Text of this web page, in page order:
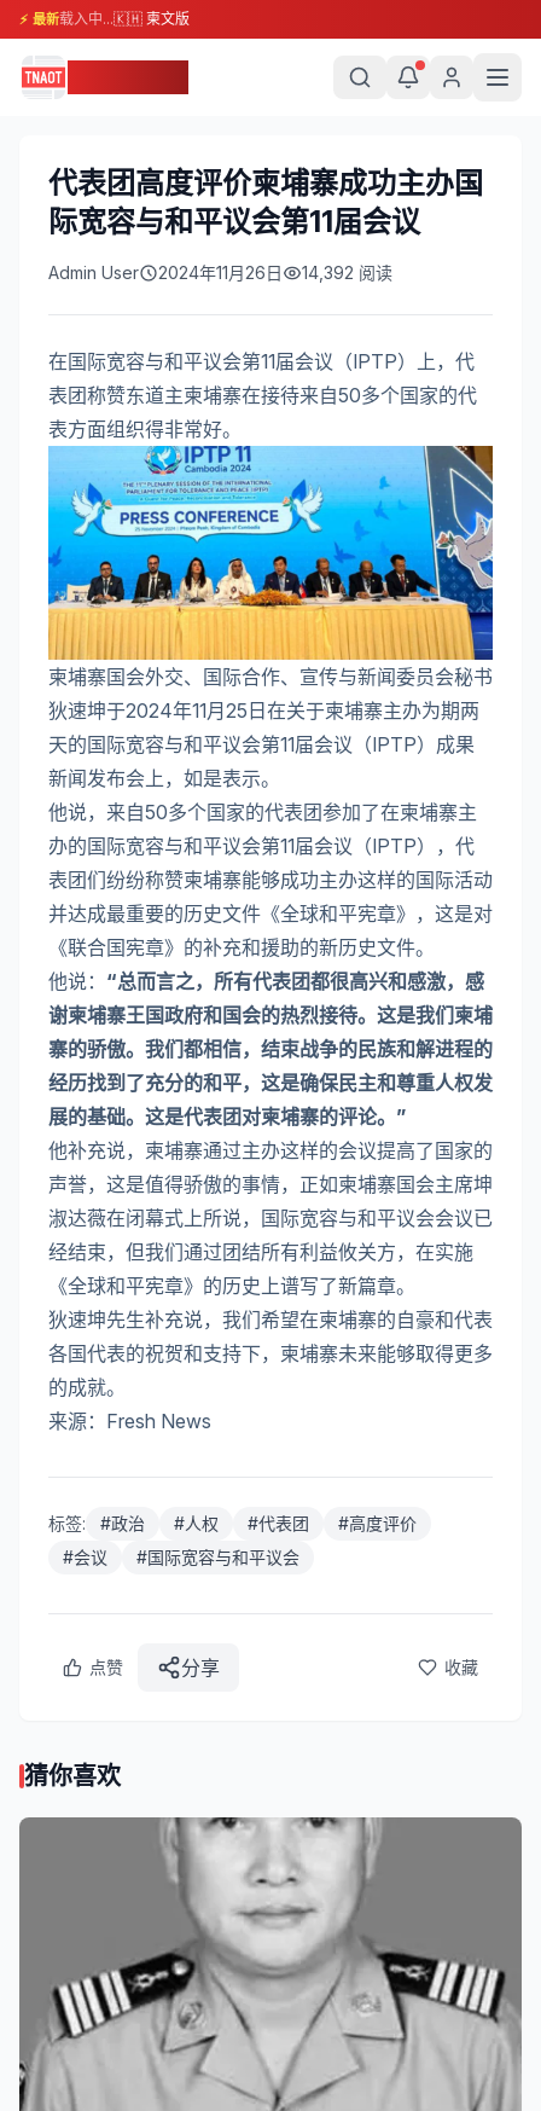
⚡ 最新载入中...🇰🇭 柬文版
代表团高度评价柬埔寨成功主办国
际宽容与和平议会第11届会议
Admin User 2024年11月26日 14,392 阅读
在国际宽容与和平议会第11届会议（IPTP）上，代
表团称赞东道主柬埔寨在接待来自50多个国家的代
表方面组织得非常好。
柬埔寨国会外交、国际合作、宣传与新闻委员会秘书
狄速坤于2024年11月25日在关于柬埔寨主办为期两
天的国际宽容与和平议会第11届会议（IPTP）成果
新闻发布会上，如是表示。
他说，来自50多个国家的代表团参加了在柬埔寨主
办的国际宽容与和平议会第11届会议（IPTP），代
表团们纷纷称赞柬埔寨能够成功主办这样的国际活动
并达成最重要的历史文件《全球和平宪章》，这是对
《联合国宪章》的补充和援助的新历史文件。
他说： “总而言之，所有代表团都很高兴和感激，感
谢柬埔寨王国政府和国会的热烈接待。这是我们柬埔
寨的骄傲。我们都相信，结束战争的民族和解进程的
经历找到了充分的和平，这是确保民主和尊重人权发
展的基础。这是代表团对柬埔寨的评论。”
他补充说，柬埔寨通过主办这样的会议提高了国家的
声誉，这是值得骄傲的事情，正如柬埔寨国会主席坤
淑达薇在闭幕式上所说，国际宽容与和平议会会议已
经结束，但我们通过团结所有利益攸关方，在实施
《全球和平宪章》的历史上谱写了新篇章。
狄速坤先生补充说，我们希望在柬埔寨的自豪和代表
各国代表的祝贺和支持下，柬埔寨未来能够取得更多
的成就。
来源：Fresh News
标签: #政治 #人权 #代表团 #高度评价
#会议 #国际宽容与和平议会
点赞 分享 收藏
猜你喜欢